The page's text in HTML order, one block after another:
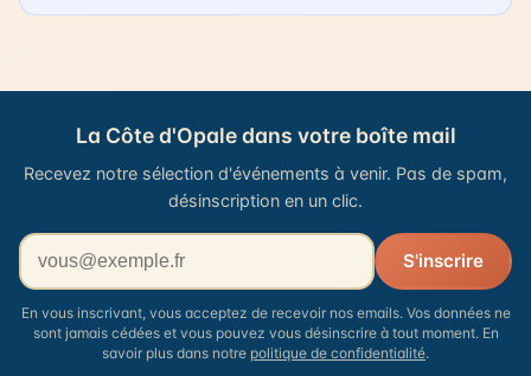
La Côte d'Opale dans votre boîte mail
Recevez notre sélection d'événements à venir. Pas de spam,
désinscription en un clic.
Votre adresse email
S'inscrire
En vous inscrivant, vous acceptez de recevoir nos emails. Vos données ne
sont jamais cédées et vous pouvez vous désinscrire à tout moment. En
savoir plus dans notre politique de confidentialité.